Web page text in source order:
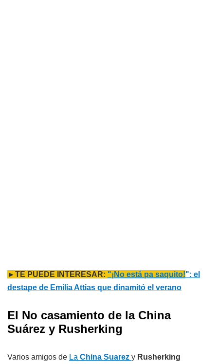
►TE PUEDE INTERESAR: "¡No está pa saquito!": el
destape de Emilia Attias que dinamitó el verano
El No casamiento de la China
Suárez y Rusherking
Varios amigos de La China Suarez y Rusherking